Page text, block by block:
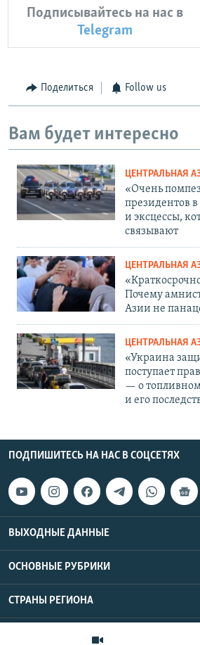
Подписывайтесь на нас в
Telegram
Поделиться Follow us
Вам будет интересно
ЦЕНТРАЛЬНАЯ
«Очень
президентов
и эксцессы,
связывают
ЦЕНТРАЛЬНАЯ
Почему
Азии не
ЦЕНТРАЛЬНАЯ
«Украина
поступает
— о
и его
ПОДПИШИТЕСЬ НА НАС В СОЦСЕТЯХ
ВЫХОДНЫЕ ДАННЫЕ
ОСНОВНЫЕ РУБРИКИ
СТРАНЫ РЕГИОНА
Азаттык Азия © 2026 RFE/RL,